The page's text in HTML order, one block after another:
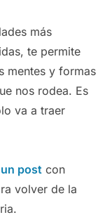
más
te permite
mentes y formas
nos rodea. Es
va a traer
un postcon
volver de la